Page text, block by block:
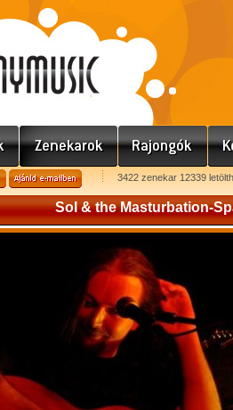
3422 zenekar 12339
Sol & the Masturbation-